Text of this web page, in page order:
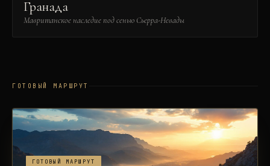
Гранада
Мавританское наследие под сенью Сьерра-Невады
ГОТОВЫЙ МАРШРУТ
ГОТОВЫЙ МАРШРУТ